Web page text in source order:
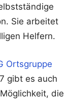
Sie arbeitet
Helfern.
Ortsgruppe
gibt es auch
die